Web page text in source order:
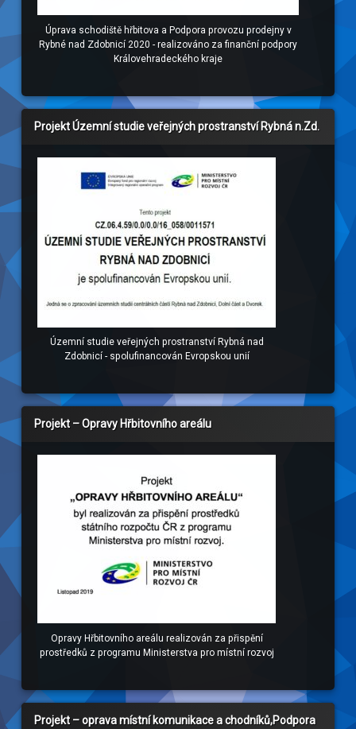
Úprava schodiště hřbitova a Podpora provozu prodejny v
Rybné nad Zdobnicí 2020 - realizováno za finanční podpory
Královehradeckého kraje
Projekt Územní studie veřejných prostranství Rybná n.Zd.
Územní studie veřejných prostranství Rybná nad
Zdobnicí - spolufinancován Evropskou unií
Projekt – Opravy Hřbitovního areálu
Opravy Hřbitovního areálu realizován za přispění
prostředků z programu Ministerstva pro místní rozvoj
Projekt – oprava místní komunikace a chodníků,Podpora